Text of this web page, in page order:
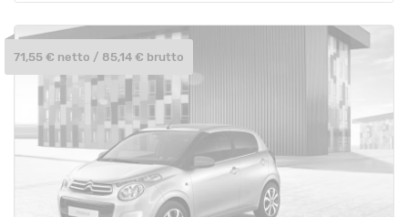
71,55 € netto / 85,14 € brutto